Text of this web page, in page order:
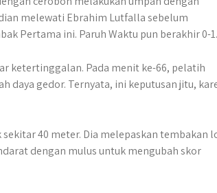
melewati Ebrahim Lutfalla sebelum
Pertama ini. Paruh Waktu pun berakhir 0-1.
ketertinggalan. Pada menit ke-66, pelatih
daya gedor. Ternyata, ini keputusan jitu,
40 meter. Dia melepaskan tembakan
dengan mulus untuk mengubah skor